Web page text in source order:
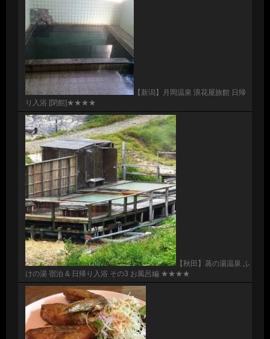
【新潟】月岡温泉 浪花屋旅館 日帰
り入浴 [閉館]★★★★
【秋田】蒸の湯温泉 ふ
けの湯 宿泊 & 日帰り入浴 その3 お風呂編 ★★★★